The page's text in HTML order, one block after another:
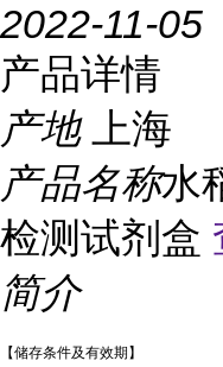
2022-11-05
产品详情
产地
上海
产品名称水
检测试剂盒
简介
【储存条件及有效期】